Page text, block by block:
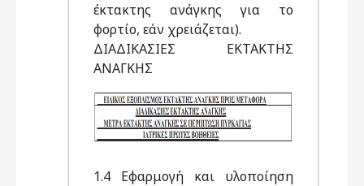
έκτακτης ανάγκης για το
φορτίο, εάν χρειάζεται).
ΔΙΑΔΙΚΑΣΙΕΣ ΕΚΤΑΚΤΗΣ
ΑΝΑΓΚΗΣ
1.4 Εφαρμογή και υλοποίηση